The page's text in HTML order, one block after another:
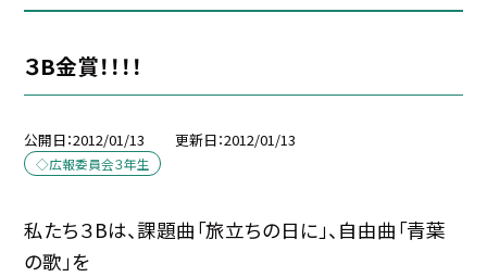
３B金賞！！！！
公開日 2012/01/13 更新日 2012/01/13
◇広報委員会３年生
私たち３Bは、課題曲「旅立ちの日に」、自由曲「青葉
の歌」を